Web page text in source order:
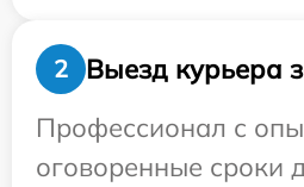
2
Выезд курьера
Профессионал с
оговоренные сроки